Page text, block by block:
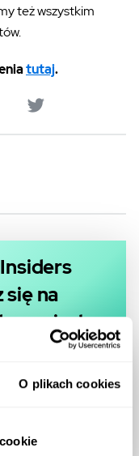
O plikach cookies
też wszystkim
tutaj.
się na
w